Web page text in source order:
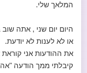
המלאך שלי.
היום יום שני , אתה
או לא לענות לא יודעת.
את ההודעות אני
קיבלתי ממך הודעה